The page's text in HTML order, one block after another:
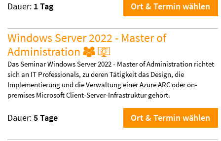
Dauer: 1 Tag Ort & Termin wählen
Windows Server 2022 - Master of
Administration
Das Seminar Windows Server 2022 - Master of Administration richtet
sich an IT Professionals, zu deren Tätigkeit das Design, die
Implementierung und die Verwaltung einer Azure ARC oder on-
premises Microsoft Client-Server-Infrastruktur gehört.
Dauer:5 Tage Ort & Termin wählen